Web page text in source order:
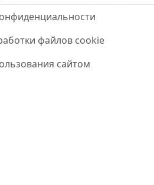
файлов cookie
сайтом